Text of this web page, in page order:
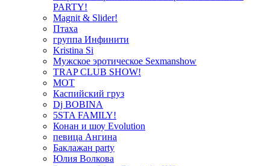
PARTY!
Magnit & Slider!
Птаха
группа Инфинити
Kristina Si
Мужское эротическое Sexmanshow
TRAP CLUB SHOW!
МОТ
Каспийский груз
Dj BOBINA
5STA FAMILY!
Конан и шоу Evolution
певица Ангина
Баклажан party
Юлия Волкова